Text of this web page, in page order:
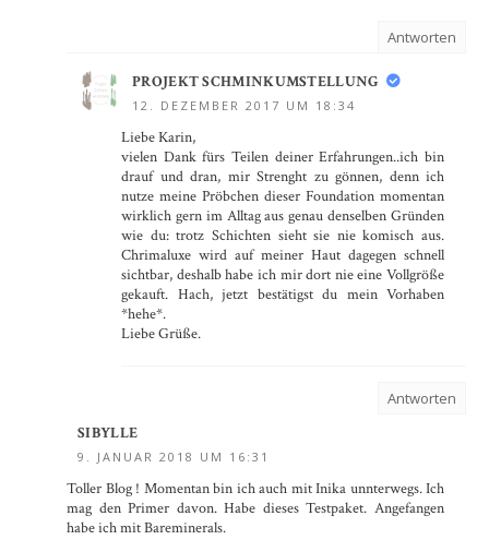
Antworten
PROJEKT SCHMINKUMSTELLUNG
12. DEZEMBER 2017 UM 18:34
Liebe Karin,
vielen Dank fürs Teilen deiner Erfahrungen..ich bin
drauf und dran, mir Strenght zu gönnen, denn ich
nutze meine Pröbchen dieser Foundation momentan
wirklich gern im Alltag aus genau denselben Gründen
wie du: trotz Schichten sieht sie nie komisch aus.
Chrimaluxe wird auf meiner Haut dagegen schnell
sichtbar, deshalb habe ich mir dort nie eine Vollgröße
gekauft. Hach, jetzt bestätigst du mein Vorhaben
*hehe*.
Liebe Grüße.
Antworten
SIBYLLE
9. JANUAR 2018 UM 16:31
Toller Blog ! Momentan bin ich auch mit Inika unnterwegs. Ich
mag den Primer davon. Habe dieses Testpaket. Angefangen
habe ich mit Bareminerals.